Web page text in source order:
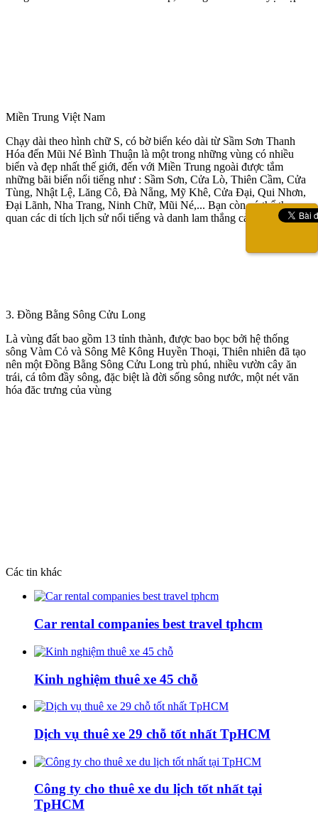
Miền Trung Việt Nam
Chạy dài theo hình chữ S, có bờ biển kéo dài từ Sầm Sơn Thanh
Hóa đến Mũi Né Bình Thuận là một trong những vùng có nhiều
biển và đẹp nhất thế giới, đến với Miền Trung ngoài được tắm
những bãi biển nổi tiếng như : Sầm Sơn, Cửa Lò, Thiên Cầm, Cửa
Tùng, Nhật Lệ, Lăng Cô, Đà Nẵng, Mỹ Khê, Cửa Đại, Qui Nhơn,
Đại Lãnh, Nha Trang, Ninh Chữ, Mũi Né,... Bạn còn có thể tham
quan các di tích lịch sử nổi tiếng và danh lam thắng cảnh,.
3. Đồng Bằng Sông Cửu Long
Là vùng đất bao gồm 13 tỉnh thành, được bao bọc bởi hệ thống
sông Vàm Cỏ và Sông Mê Kông Huyền Thoại, Thiên nhiên đã tạo
nên một Đồng Bằng Sông Cửu Long trù phú, nhiều vườn cây ăn
trái, cá tôm đầy sông, đặc biệt là đời sống sông nước, một nét văn
hóa đăc trưng của vùng
Các tin khác
Car rental companies best travel tphcm
Kinh nghiệm thuê xe 45 chỗ
Dịch vụ thuê xe 29 chỗ tốt nhất TpHCM
Công ty cho thuê xe du lịch tốt nhất tại
TpHCM